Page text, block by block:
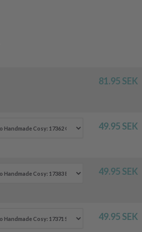
81.95 SEK
49.95 SEK
49.95 SEK
49.95 SEK